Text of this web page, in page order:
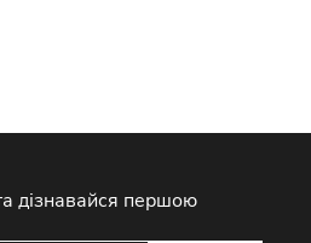
дізнавайся першою